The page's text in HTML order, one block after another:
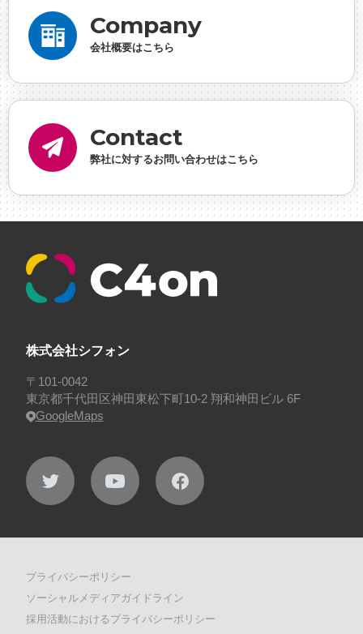
ラム愛
事業実績
#事業紹介 #仕事紹介
#休業日
らん
#健康企業宣言 #健康優良法人 #入社式
#
理・ゲームPM
#勉強会
に理解した
#採用
#採用向け #新卒 #新卒採用
#歓迎会
ュー
#福利厚生
プロジェクト・サービス
#行事
Company
会社概要はこちら
Contact
弊社に対するお問い合わせはこちら
株式会社シフォン
〒101-0042
東京都千代田区神田東松下町10-2 翔和神田ビル 6F
GoogleMaps
プライバシーポリシー
ソーシャルメディアガイドライン
採用活動におけるプライバシーポリシー